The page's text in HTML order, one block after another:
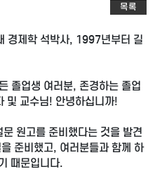
목록
경제학 석박사, 1997년부터 길
졸업생 여러분, 존경하는 졸업
및 교수님! 안녕하십니까!
원고를 준비했다는 것을 발견
준비했고, 여러분들과 함께 하
때문입니다.